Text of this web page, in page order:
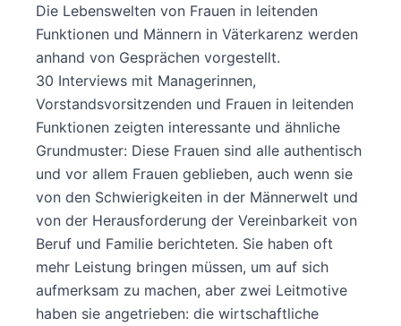
Die Lebenswelten von Frauen in leitenden
Funktionen und Männern in Väterkarenz werden
anhand von Gesprächen vorgestellt.
30 Interviews mit Managerinnen,
Vorstandsvorsitzenden und Frauen in leitenden
Funktionen zeigten interessante und ähnliche
Grundmuster: Diese Frauen sind alle authentisch
und vor allem Frauen geblieben, auch wenn sie
von den Schwierigkeiten in der Männerwelt und
von der Herausforderung der Vereinbarkeit von
Beruf und Familie berichteten. Sie haben oft
mehr Leistung bringen müssen, um auf sich
aufmerksam zu machen, aber zwei Leitmotive
haben sie angetrieben: die wirtschaftliche